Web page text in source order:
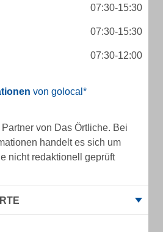
07:30-15:30
07:30-15:30
07:30-12:00
von golocal*
von Das Örtliche. Bei
handelt es sich um
nicht redaktionell geprüft